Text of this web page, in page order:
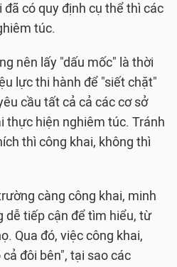
đã có quy định cụ thể thì các
túc.
nên lấy "dấu mốc" là thời
lực thi hành để "siết chặt"
cầu tất cả cả các cơ sở
thực hiện nghiêm túc. Tránh
thì công khai, không thì
càng công khai, minh
dễ tiếp cận để tìm hiểu, từ
Qua đó, việc công khai,
đôi bên", tại sao các